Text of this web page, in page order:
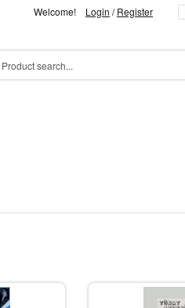
Welcome! Login /Register